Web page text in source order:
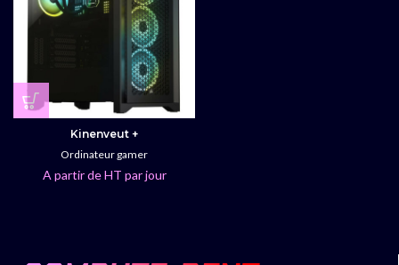
Kinenveut +
Ordinateur gamer
A partir de HT par jour